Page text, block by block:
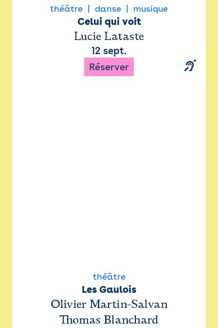
théâtre danse musique
Celui qui voit
Lucie Lataste
12 sept.
Réserver
théâtre
Les Gaulois
Olivier Martin-Salvan
Thomas Blanchard